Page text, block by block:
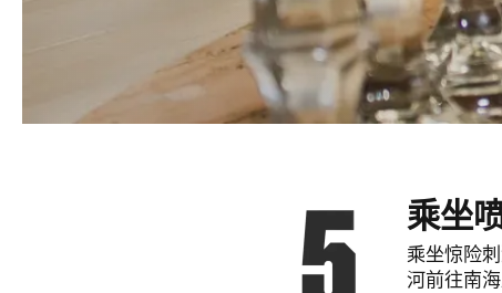
乘坐
乘坐惊险
河前往南